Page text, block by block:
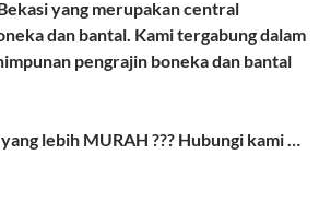
yang merupakan central
dan bantal. Kami tergabung dalam
pengrajin boneka dan bantal
lebih MURAH ??? Hubungi kami …